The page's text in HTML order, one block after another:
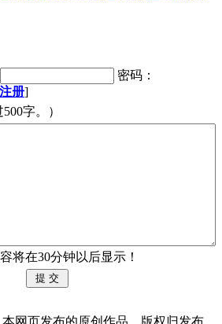
密码：
注册]
字。）
将在30分钟以后显示！
本网页发布的原创作品，版权归发布